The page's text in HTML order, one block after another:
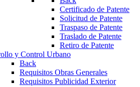
Certificado de Patente
Solicitud de Patente
Traspaso de Patente
Traslado de Patente
Retiro de Patente
y Control Urbano
Back
Requisitos Obras Generales
Requisitos Publicidad Exterior